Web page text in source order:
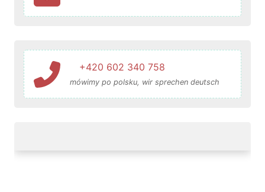
+420 602 340 758
mówimy po polsku, wir sprechen deutsch